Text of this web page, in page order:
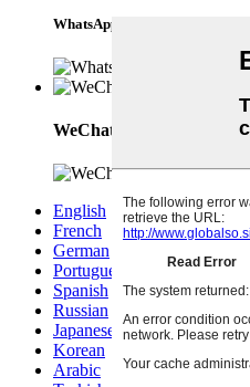
WhatsApp
WeChat
English
French
German
Portuguese
Spanish
Russian
Japanese
Korean
Arabic